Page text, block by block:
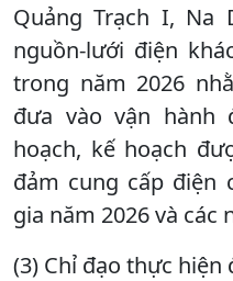
Quảng Trạch I,
nguồn-lưới điện
trong năm 2026
đưa vào vận hành
hoạch, kế hoạch
đảm cung cấp điện
gia năm 2026 và các
(3) Chỉ đạo thực